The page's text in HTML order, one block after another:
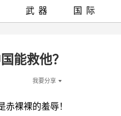
能救他？
我要分享
裸裸的羞辱！
武器 国际